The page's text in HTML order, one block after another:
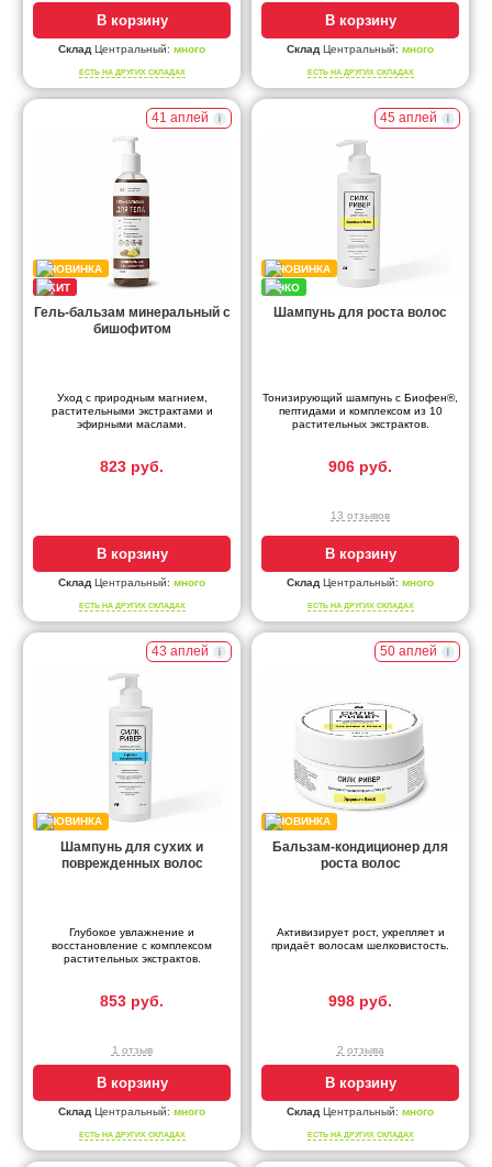
В корзину
Склад Центральный: много
ЕСТЬ НА ДРУГИХ СКЛАДАХ
В корзину
Склад Центральный: много
ЕСТЬ НА ДРУГИХ СКЛАДАХ
41 аплей
Гель-бальзам минеральный с
бишофитом
Уход с природным магнием,
растительными экстрактами и
эфирными маслами.
823 руб.
В корзину
СкладЦентральный: много
ЕСТЬ НА ДРУГИХ СКЛАДАХ
45 аплей
Шампунь для роста волос
Тонизирующий шампунь с Биофен®,
пептидами и комплексом из 10
растительных экстрактов.
906 руб.
13 отзывов
В корзину
СкладЦентральный: много
ЕСТЬ НА ДРУГИХ СКЛАДАХ
43 аплей
Шампунь для сухих и
поврежденных волос
Глубокое увлажнение и
восстановление с комплексом
растительных экстрактов.
853 руб.
1 отзыв
В корзину
Склад Центральный: много
ЕСТЬ НА ДРУГИХ СКЛАДАХ
50 аплей
Бальзам-кондиционер для
роста волос
Активизирует рост, укрепляет и
придаёт волосам шелковистость.
998 руб.
2 отзыва
В корзину
Склад Центральный: много
ЕСТЬ НА ДРУГИХ СКЛАДАХ